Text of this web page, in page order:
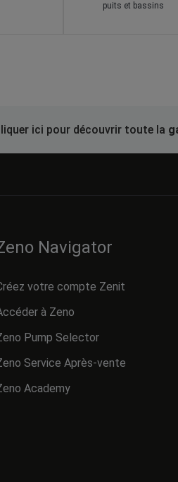
puits et bassins
ici pour découvrir toute la
Navigator
votre compte Zenit
à Zeno
Pump Selector
Service Après-vente
Academy